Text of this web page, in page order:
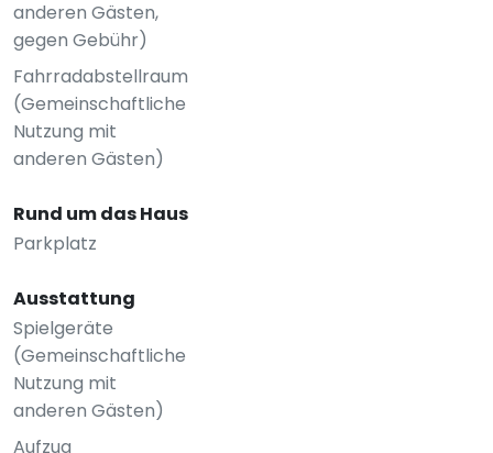
anderen Gästen,
gegen Gebühr)
Fahrradabstellraum
(Gemeinschaftliche
Nutzung mit
anderen Gästen)
Rund um das Haus
Parkplatz
Ausstattung
Spielgeräte
(Gemeinschaftliche
Nutzung mit
anderen Gästen)
Aufzug